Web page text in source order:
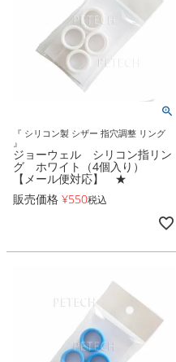
『 シリコン製 シザー 指穴調整 リング
』
ジョーウェル シリコン指リン
グ ホワイト（4個入り）
【メール便対応】 ★
販売価格 ¥550税込